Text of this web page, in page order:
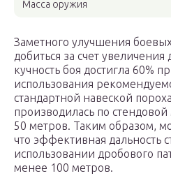
Масса оружия
Заметного улучшения
добиться за счет
кучность боя достигла 60%
использования
стандартной навеской
производилась по
50 метров. Таким образом,
что эффективная дальность
использовании дробового
менее 100 метров.